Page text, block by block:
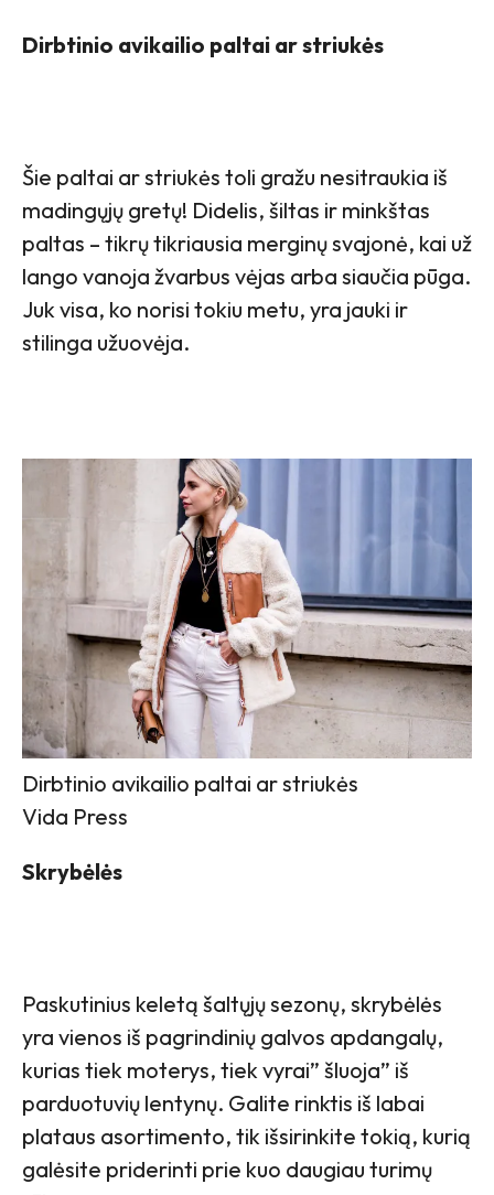
Dirbtinio avikailio paltai ar striukės
Šie paltai ar striukės toli gražu nesitraukia iš
madingųjų gretų! Didelis, šiltas ir minkštas
paltas – tikrų tikriausia merginų svajonė, kai už
lango vanoja žvarbus vėjas arba siaučia pūga.
Juk visa, ko norisi tokiu metu, yra jauki ir
stilinga užuovėja.
Dirbtinio avikailio paltai ar striukės
Vida Press
Skrybėlės
Paskutinius keletą šaltųjų sezonų, skrybėlės
yra vienos iš pagrindinių galvos apdangalų,
kurias tiek moterys, tiek vyrai” šluoja” iš
parduotuvių lentynų. Galite rinktis iš labai
plataus asortimento, tik išsirinkite tokią, kurią
galėsite priderinti prie kuo daugiau turimų